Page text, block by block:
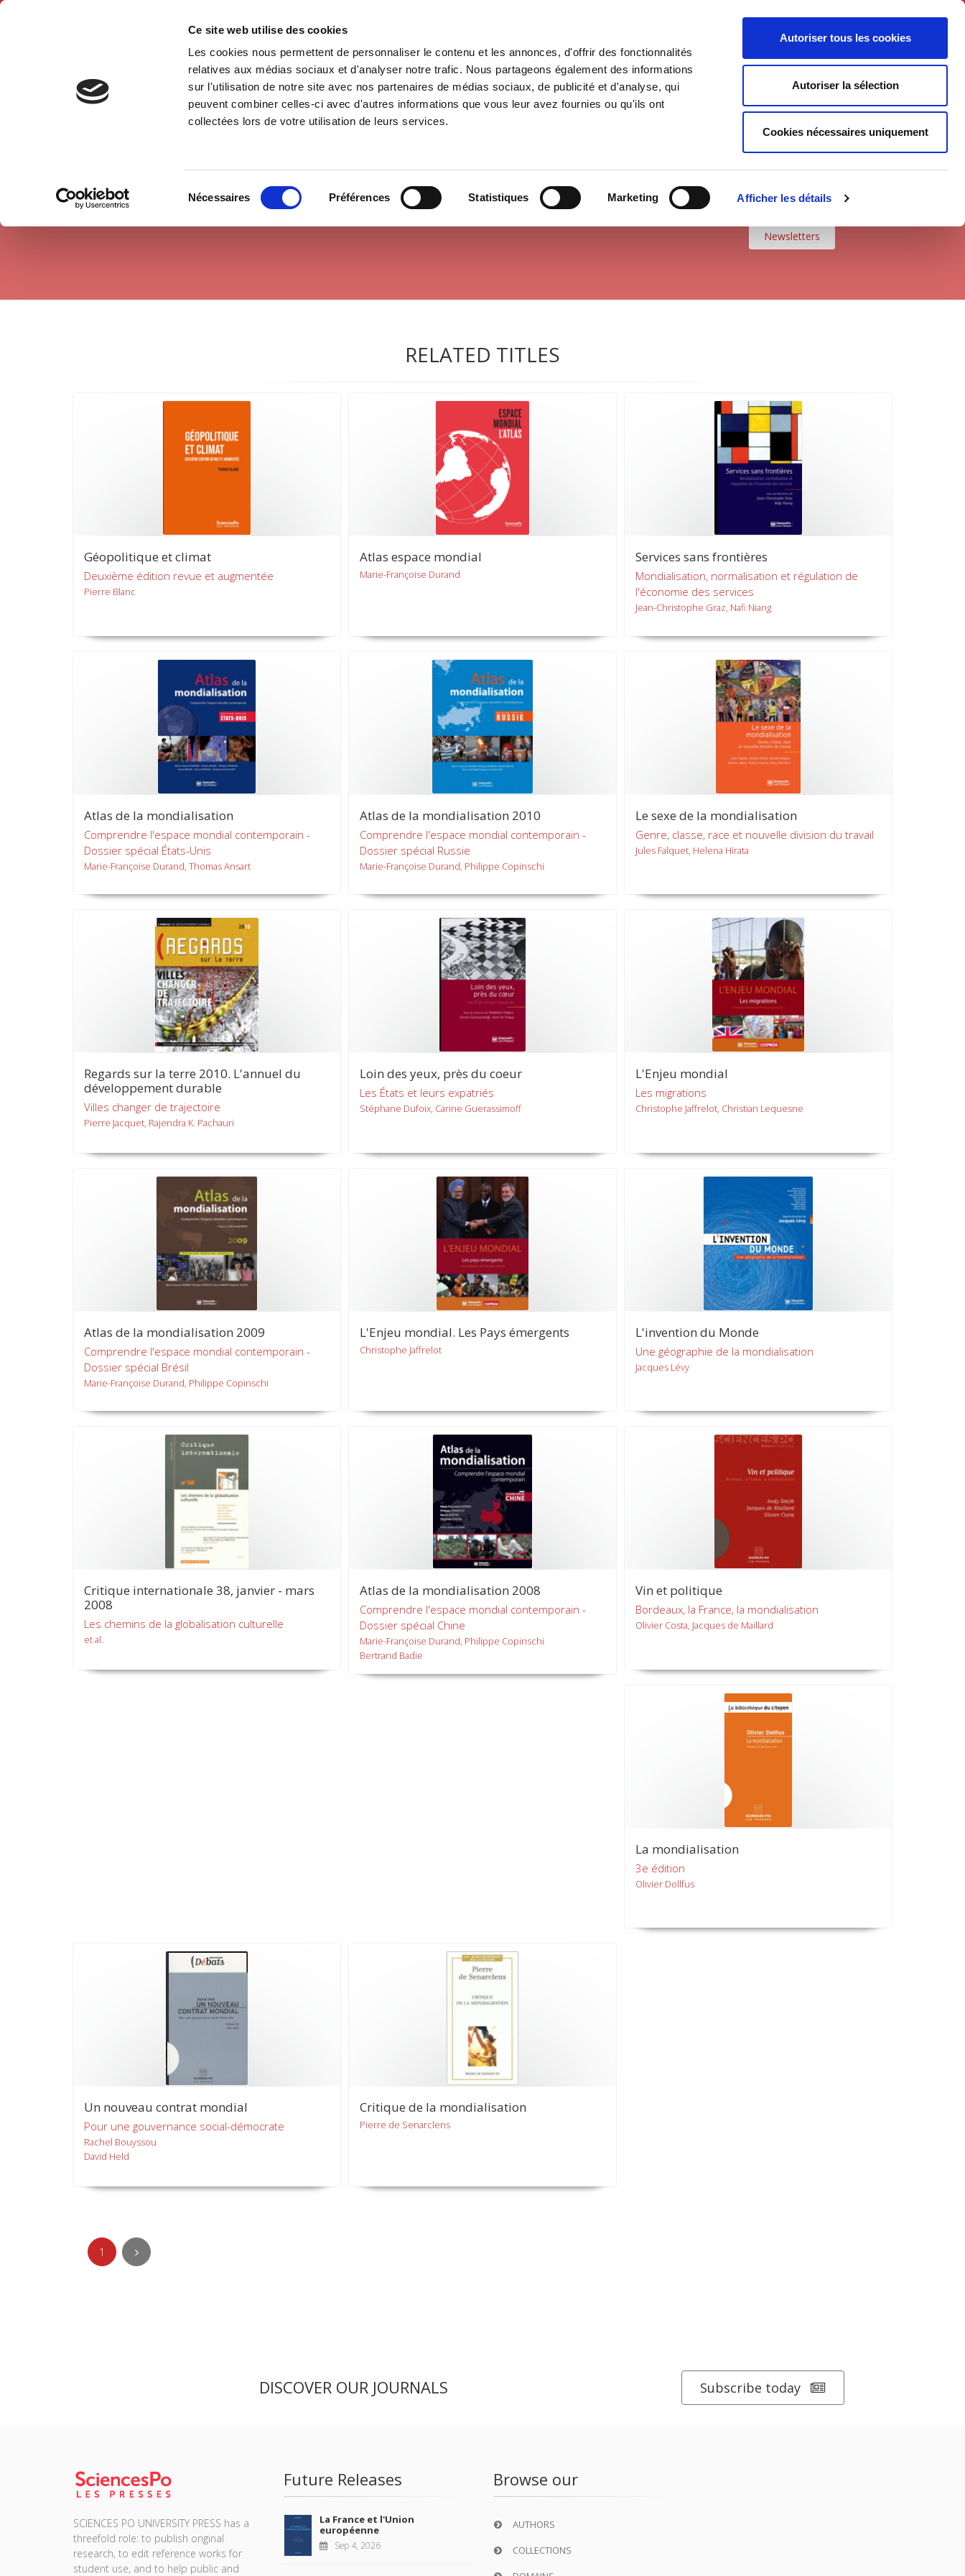
Ce site web utilise des cookies
Les cookies nous permettent de personnaliser le contenu et les annonces, d'offrir des fonctionnalités
relatives aux médias sociaux et d'analyser notre trafic. Nous partageons également des informations
sur l'utilisation de notre site avec nos partenaires de médias sociaux, de publicité et d'analyse, qui
peuvent combiner celles-ci avec d'autres informations que vous leur avez fournies ou qu'ils ont
collectées lors de votre utilisation de leurs services.
Nécessaires Préférences Statistiques Marketing Afficher les détails
Autoriser tous les cookies
Autoriser la sélection
Cookies nécessaires uniquement
English
Home Environment History International Politics
Home Globalization
GLOBALIZATION
Newsletters
RELATED TITLES
Géopolitique et climat
Deuxième édition revue et augmentée
Pierre Blanc
Atlas espace mondial
Marie-Françoise Durand
Services sans frontières
Mondialisation, normalisation et régulation de
l'économie des services
Jean-Christophe Graz, Nafi Niang
Atlas de la mondialisation
Comprendre l'espace mondial contemporain -
Dossier spécial États-Unis
Marie-Françoise Durand, Thomas Ansart
Atlas de la mondialisation 2010
Comprendre l'espace mondial contemporain -
Dossier spécial Russie
Marie-Françoise Durand, Philippe Copinschi
Le sexe de la mondialisation
Genre, classe, race et nouvelle division du travail
Jules Falquet, Helena Hirata
Regards sur la terre 2010. L'annuel du
développement durable
Villes changer de trajectoire
Pierre Jacquet, Rajendra K. Pachauri
Loin des yeux, près du coeur
Les États et leurs expatriés
Stéphane Dufoix, Carine Guerassimoff
L'Enjeu mondial
Les migrations
Christophe Jaffrelot, Christian Lequesne
Atlas de la mondialisation 2009
Comprendre l'espace mondial contemporain -
Dossier spécial Brésil
Marie-Françoise Durand, Philippe Copinschi
L'Enjeu mondial. Les Pays émergents
Christophe Jaffrelot
L'invention du Monde
Une géographie de la mondialisation
Jacques Lévy
Critique internationale 38, janvier - mars
2008
Les chemins de la globalisation culturelle
et al.
Atlas de la mondialisation 2008
Comprendre l'espace mondial contemporain -
Dossier spécial Chine
Marie-Françoise Durand, Philippe Copinschi
Bertrand Badie
Vin et politique
Bordeaux, la France, la mondialisation
Olivier Costa, Jacques de Maillard
La mondialisation
3e édition
Olivier Dollfus
Un nouveau contrat mondial
Pour une gouvernance social-démocrate
Rachel Bouyssou
David Held
Critique de la mondialisation
Pierre de Senarclens
1
DISCOVER OUR JOURNALS Subscribe today
SCIENCES PO UNIVERSITY PRESS has a
threefold role: to publish original
research, to edit reference works for
student use, and to help public and
Future Releases
La France et l'Union
européenne
Sep 4, 2026
Browse our
AUTHORS
COLLECTIONS